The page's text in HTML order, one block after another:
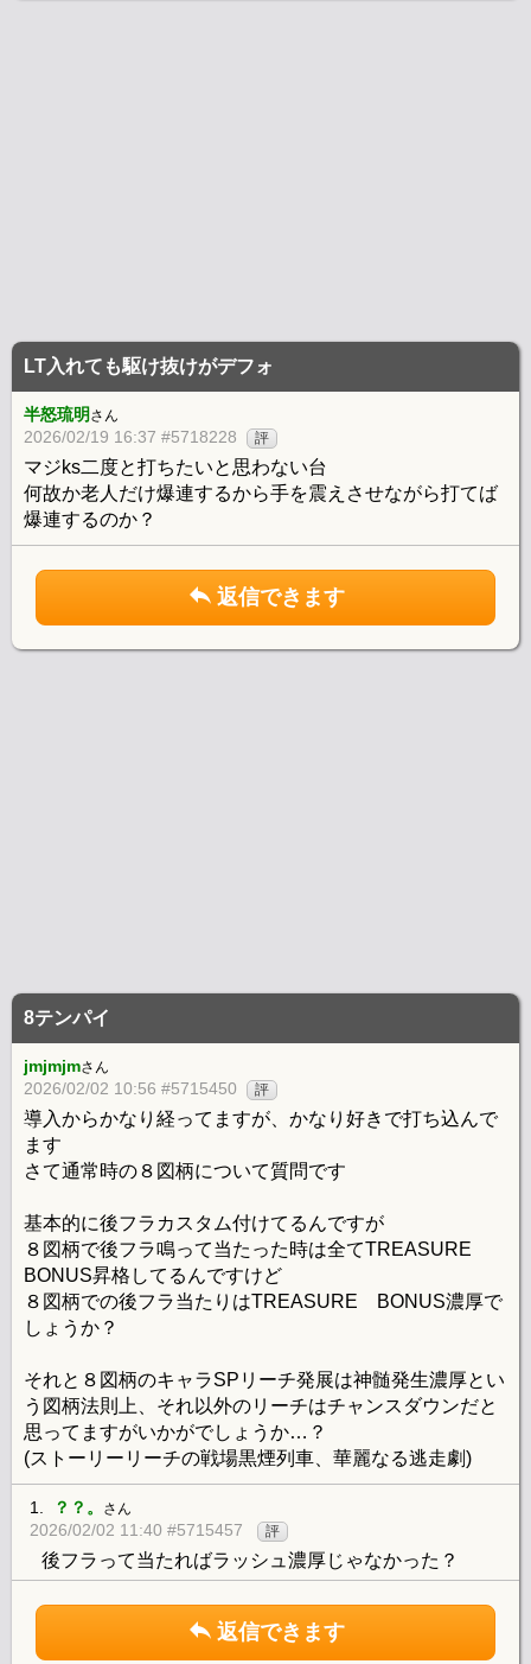
LT入れても駆け抜けがデフォ
半怒琉明 さん
2026/02/19 16:37 #5718228 評
マジks二度と打ちたいと思わない台
何故か老人だけ爆連するから手を震えさせながら打てば
爆連するのか？
返信できます
8テンパイ
jmjmjmさん
2026/02/02 10:56 #5715450 評
導入からかなり経ってますが、かなり好きで打ち込んで
ます
さて通常時の８図柄について質問です
基本的に後フラカスタム付けてるんですが
８図柄で後フラ鳴って当たった時は全てTREASURE
BONUS昇格してるんですけど
８図柄での後フラ当たりはTREASURE BONUS濃厚で
しょうか？
それと８図柄のキャラSPリーチ発展は神髄発生濃厚とい
う図柄法則上、それ以外のリーチはチャンスダウンだと
思ってますがいかがでしょうか…？
(ストーリーリーチの戦場黒煙列車、華麗なる逃走劇)
1. ？？。 さん
2026/02/02 11:40 #5715457 評
後フラって当たればラッシュ濃厚じゃなかった？
返信できます